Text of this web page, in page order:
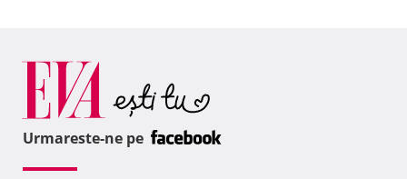
Urmareste-ne pe